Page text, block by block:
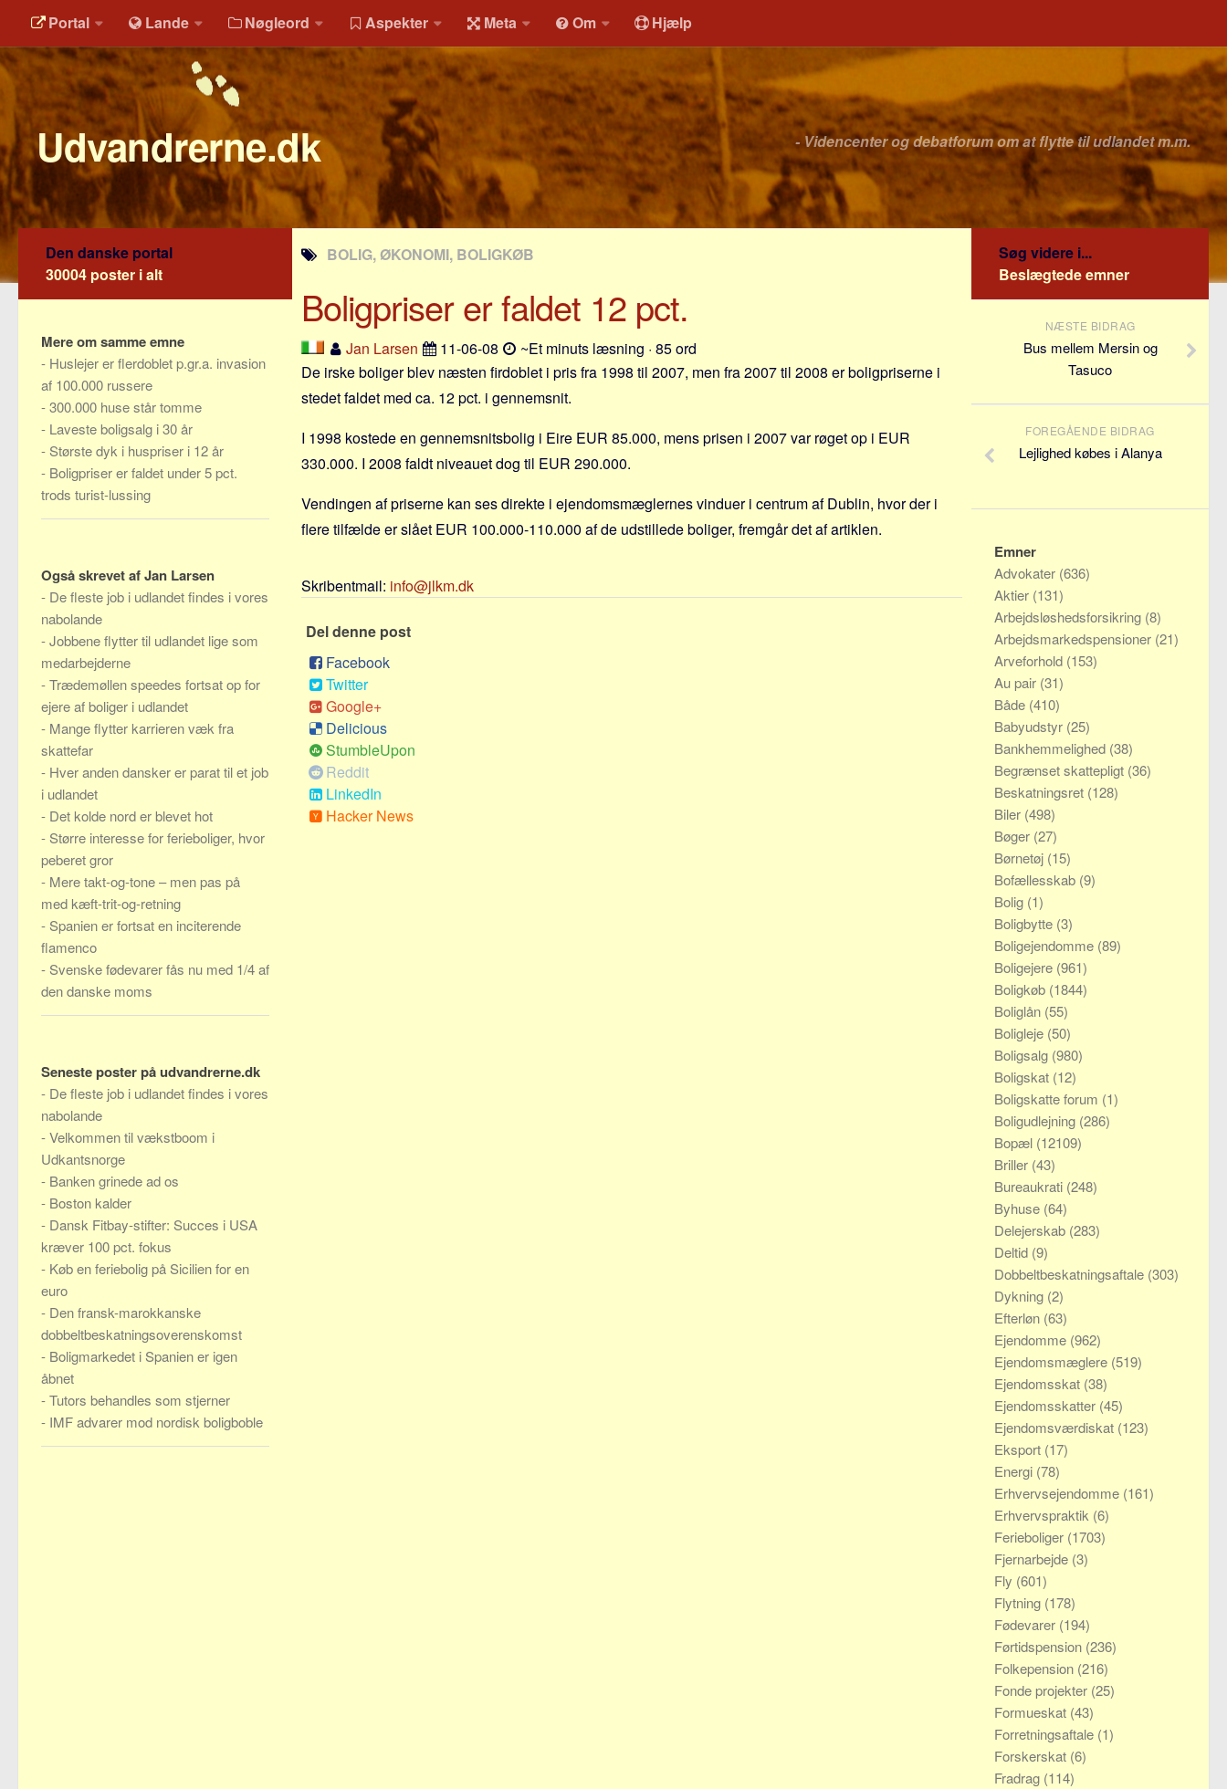
Portal Lande Nøgleord Aspekter Meta Om Hjælp
Udvandrerne.dk - Videncenter og debatforum om at flytte til udlandet m.m.
BOLIG, ØKONOMI, BOLIGKØB
Boligpriser er faldet 12 pct.
Jan Larsen 11-06-08
~Et minuts læsning · 85 ord
De irske boliger blev næsten firdoblet i pris fra 1998 til 2007, men fra 2007 til 2008 er boligpriserne i
stedet faldet med ca. 12 pct. i gennemsnit.
I 1998 kostede en gennemsnitsbolig i Eire EUR 85.000, mens prisen i 2007 var røget op i EUR
330.000. I 2008 faldt niveauet dog til EUR 290.000.
Vendingen af priserne kan ses direkte i ejendomsmæglernes vinduer i centrum af Dublin, hvor der i
flere tilfælde er slået EUR 100.000-110.000 af de udstillede boliger, fremgår det af artiklen.
Skribentmail: info@jlkm.dk
Del denne post
Facebook
Twitter
Google+
Delicious
StumbleUpon
Reddit
LinkedIn
Hacker News
Den danske portal
30004 poster i alt
Mere om samme emne
- Huslejer er flerdoblet p.gr.a. invasion
af 100.000 russere
-300.000 huse står tomme
- Laveste boligsalg i 30 år
- Største dyk i huspriser i 12 år
- Boligpriser er faldet under 5 pct.
trods turist-lussing
Også skrevet af Jan Larsen
- De fleste job i udlandet findes i vores
nabolande
-Jobbene flytter til udlandet lige som
medarbejderne
-Trædemøllen speedes fortsat op for
ejere af boliger i udlandet
- Mange flytter karrieren væk fra
skattefar
- Hver anden dansker er parat til et job
i udlandet
- Det kolde nord er blevet hot
- Større interesse for ferieboliger, hvor
peberet gror
- Mere takt-og-tone – men pas på
med kæft-trit-og-retning
- Spanien er fortsat en inciterende
flamenco
- Svenske fødevarer fås nu med 1/4 af
den danske moms
Seneste poster på udvandrerne.dk
- De fleste job i udlandet findes i vores
nabolande
-Velkommen til vækstboom i
Udkantsnorge
- Banken grinede ad os
- Boston kalder
- Dansk Fitbay-stifter: Succes i USA
kræver 100 pct. fokus
- Køb en feriebolig på Sicilien for en
euro
- Den fransk-marokkanske
dobbeltbeskatningsoverenskomst
- Boligmarkedet i Spanien er igen
åbnet
-Tutors behandles som stjerner
- IMF advarer mod nordisk boligboble
Søg videre i...
Beslægtede emner
NÆSTE BIDRAG
Bus mellem Mersin og
Tasuco
FOREGÅENDE BIDRAG
Lejlighed købes i Alanya
Emner
Advokater (636)
Aktier (131)
Arbejdsløshedsforsikring (8)
Arbejdsmarkedspensioner (21)
Arveforhold (153)
Au pair (31)
Både (410)
Babyudstyr (25)
Bankhemmelighed (38)
Begrænset skattepligt (36)
Beskatningsret (128)
Biler (498)
Bøger (27)
Børnetøj (15)
Bofællesskab (9)
Bolig (1)
Boligbytte (3)
Boligejendomme (89)
Boligejere (961)
Boligkøb (1844)
Boliglån (55)
Boligleje (50)
Boligsalg (980)
Boligskat (12)
Boligskatte forum (1)
Boligudlejning (286)
Bopæl (12109)
Briller (43)
Bureaukrati (248)
Byhuse (64)
Delejerskab (283)
Deltid (9)
Dobbeltbeskatningsaftale (303)
Dykning (2)
Efterløn (63)
Ejendomme (962)
Ejendomsmæglere (519)
Ejendomsskat (38)
Ejendomsskatter (45)
Ejendomsværdiskat (123)
Eksport (17)
Energi (78)
Erhvervsejendomme (161)
Erhvervspraktik (6)
Ferieboliger (1703)
Fjernarbejde (3)
Fly (601)
Flytning (178)
Fødevarer (194)
Førtidspension (236)
Folkepension (216)
Fonde projekter (25)
Formueskat (43)
Forretningsaftale (1)
Forskerskat (6)
Fradrag (114)